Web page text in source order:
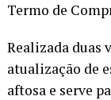
Termo de
Realizada duas
atualização de
aftosa e serve